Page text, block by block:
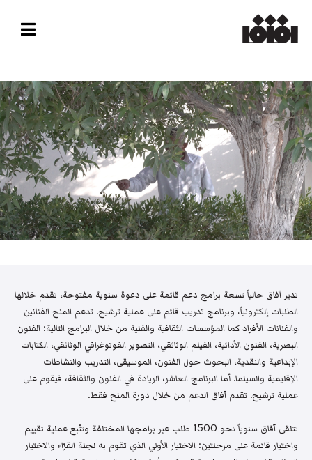
تدير آفاق حالياً تسعة برامج دعم قائمة على دعوة سنوية مفتوحة، تقدم خلالها
الطلبات إلكترونياً، وبرنامج تدريب قائم على عملية ترشيح. تدعم المنح الفنانين
والفنانات الأفراد كما المؤسسات الثقافية والفنية من خلال البرامج التالية: الفنون
البصرية، الفنون الأدائية، الفيلم الوثائقي، التصوير الفوتوغرافي الوثائقي، الكتابات
الإبداعية والنقدية، البحوث حول الفنون، الموسيقى، التدريب والنشاطات
الإقليمية والسينما. أما البرنامج العاشر، الريادة في الفنون والثقافة، فيقوم على
عملية ترشيح. تقدم آفاق الدعم من خلال دورة المنح فقط.
تتلقى آفاق سنوياً نحو 1500 طلب عبر برامجها المختلفة وتتّبع عملية تقييم
واختيار قائمة على مرحلتين: الاختيار الأولي الذي تقوم به لجنة القرّاء والاختيار